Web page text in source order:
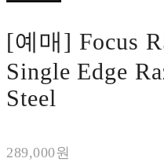
[예매] Focus
Single Edge
Steel
289,000원